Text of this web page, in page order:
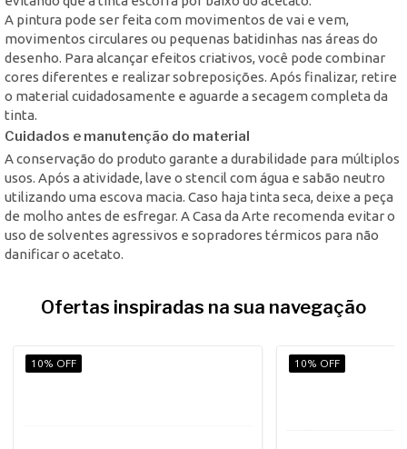
A pintura pode ser feita com movimentos de vai e vem,
movimentos circulares ou pequenas batidinhas nas áreas do
desenho. Para alcançar efeitos criativos, você pode combinar
cores diferentes e realizar sobreposições. Após finalizar, retire
o material cuidadosamente e aguarde a secagem completa da
tinta.
Cuidados e manutenção do material
A conservação do produto garante a durabilidade para múltiplos
usos. Após a atividade, lave o stencil com água e sabão neutro
utilizando uma escova macia. Caso haja tinta seca, deixe a peça
de molho antes de esfregar. A Casa da Arte recomenda evitar o
uso de solventes agressivos e sopradores térmicos para não
danificar o acetato.
Ofertas inspiradas na sua navegação
10% OFF 10% OFF